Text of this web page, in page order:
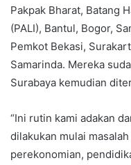
Pakpak Bharat, Batang
(PALI), Bantul, Bogor,
Pemkot Bekasi,
Samarinda. Mereka
Surabaya kemudian
“Ini rutin kami adakan
dilakukan mulai
perekonomian,